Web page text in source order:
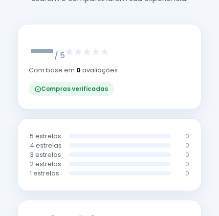
—/ 5
Com base em 0avaliações
Compras verificadas
5 estrelas 0
4 estrelas 0
3 estrelas 0
2 estrelas 0
1 estrelas 0